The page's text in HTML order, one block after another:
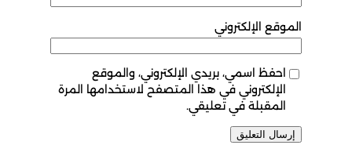
الموقع الإلكتروني
احفظ اسمي، بريدي الإلكتروني، والموقع
الإلكتروني في هذا المتصفح لاستخدامها المرة
المقبلة في تعليقي.